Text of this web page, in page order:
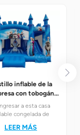
inflable de la
con tobogán
congeladoa esta casa
congelada de
los niños se
encontrarán
LEER MÁS